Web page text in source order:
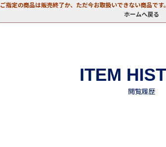
ご指定の商品は販売終了か、ただ今お取扱いできない商品です。
ホームへ戻る